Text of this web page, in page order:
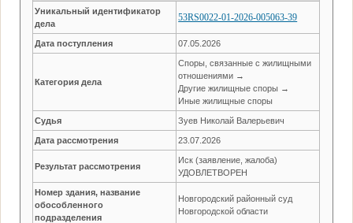
Уникальный идентификатор
дела
53RS0022-01-2026-005063-39
Дата поступления 07.05.2026
Категория дела
Споры, связанные с жилищными
отношениями →
Другие жилищные споры →
Иные жилищные споры
Судья Зуев Николай Валерьевич
Дата рассмотрения 23.07.2026
Результат рассмотрения
Иск (заявление, жалоба)
УДОВЛЕТВОРЕН
Номер здания, название
обособленного
подразделения
Новгородский районный суд
Новгородской области